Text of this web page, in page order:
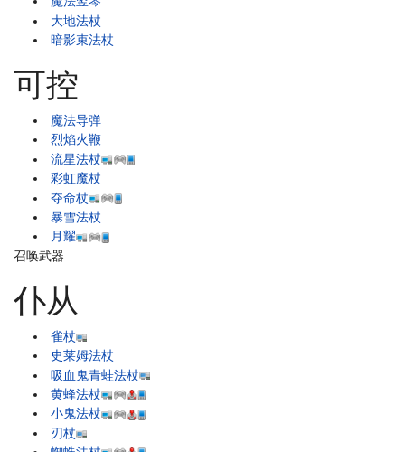
大地法杖
暗影束法杖
可控
魔法导弹
烈焰火鞭
流星法杖
彩虹魔杖
夺命杖
暴雪法杖
月耀
召唤武器
仆从
雀杖
史莱姆法杖
吸血鬼青蛙法杖
黄蜂法杖
小鬼法杖
刃杖